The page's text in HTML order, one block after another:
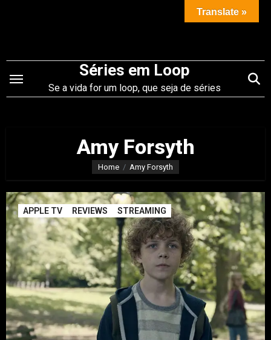
conteúdo
Séries em Loop
Se a vida for um loop, que seja de séries
Amy Forsyth
Home Amy Forsyth
APPLE TV REVIEWS STREAMING
Translate »